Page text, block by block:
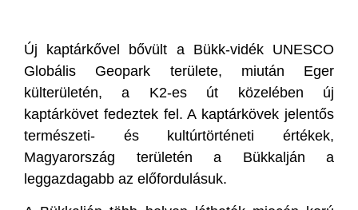
Új kaptárkővel bővült a Bükk-vidék UNESCO
Globális Geopark területe, miután Eger
külterületén, a K2-es út közelében új
kaptárkövet fedeztek fel. A kaptárkövek jelentős
természeti- és kultúrtörténeti értékek,
Magyarország területén a Bükkalján a
leggazdagabb az előfordulásuk.